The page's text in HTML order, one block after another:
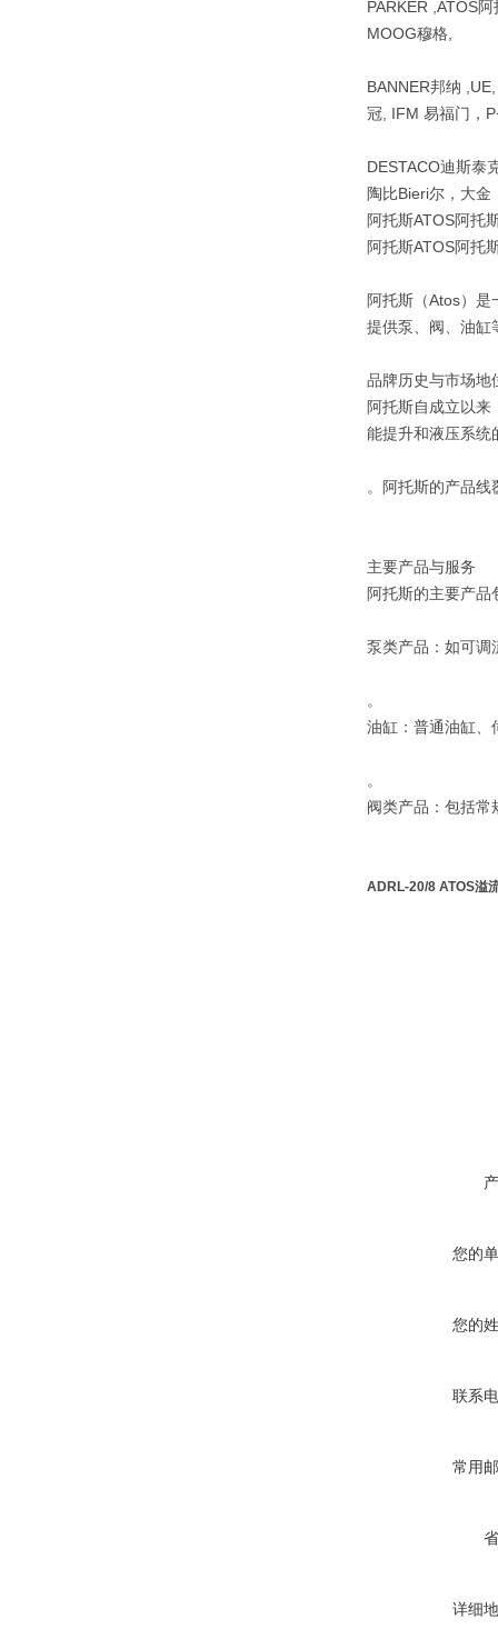
PARKER ,ATOS
MOOG穆格,
BANNER邦纳
冠, IFM 易福门，
DESTACO迪斯泰
陶比Bieri尔，大金
阿托斯ATOS阿托
阿托斯ATOS阿托
阿托斯（Atos）
提供泵、阀、油缸
品牌历史与市场地
阿托斯自成立以
能提升和液压系统
。阿托斯的产品
主要产品与服务
阿托斯的主要产品
泵类产品‌：如可调
。
油缸‌：普通油缸、
。
阀类产品‌：包括常
ADRL-20/8 ATOS溢
您的
您的
联系
常用
详细